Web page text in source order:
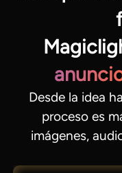
Desde la idea
proceso es
imágenes,